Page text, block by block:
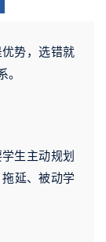
势，选错就
。
生主动规划
延、被动学